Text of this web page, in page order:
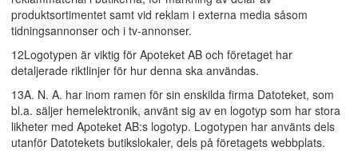
produktsortimentet samt vid reklam i externa media såsom
tidningsannonser och i tv-annonser.
12Logotypen är viktig för Apoteket AB och företaget har
detaljerade riktlinjer för hur denna ska användas.
13A. N. A. har inom ramen för sin enskilda firma Datoteket, som
bl.a. säljer hemelektronik, använt sig av en logotyp som har stora
likheter med Apoteket AB:s logotyp. Logotypen har använts dels
utanför Datotekets butikslokaler, dels på företagets webbplats.